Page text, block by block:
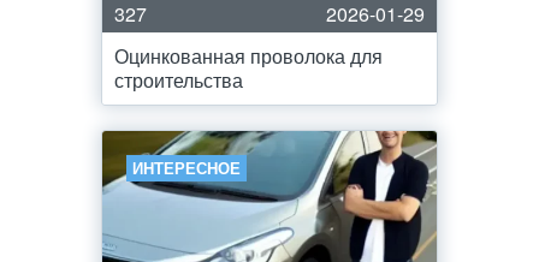
327
2026-01-29
Оцинкованная проволока для
строительства
ИНТЕРЕСНОЕ